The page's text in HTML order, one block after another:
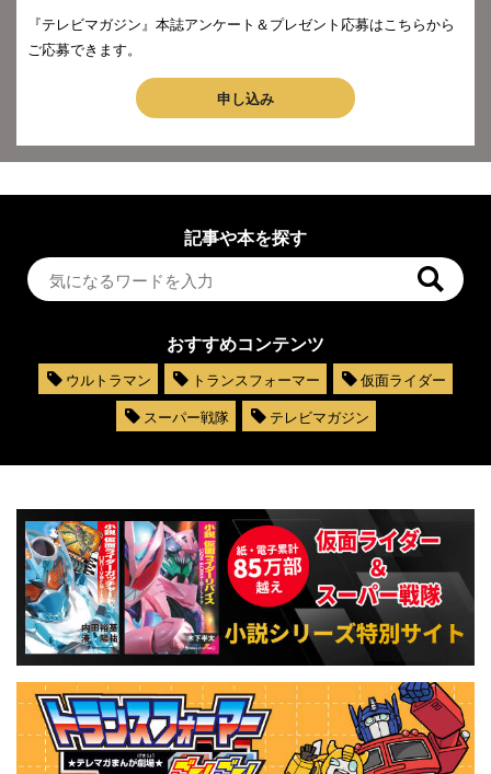
『テレビマガジン』本誌アンケート＆プレゼント応募はこちらから
ご応募できます。
申し込み
記事や本を探す
おすすめコンテンツ
ウルトラマン トランスフォーマー
仮面ライダー
スーパー戦隊
テレビマガジン